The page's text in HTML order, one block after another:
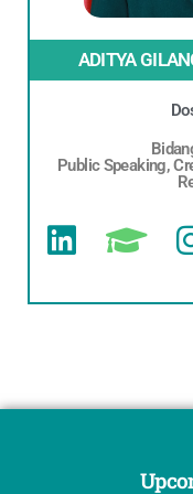
ADITYA
Public Speaking,